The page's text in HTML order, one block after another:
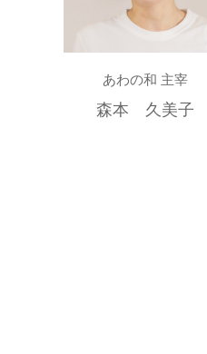
あわの和 主宰
森本 久美子